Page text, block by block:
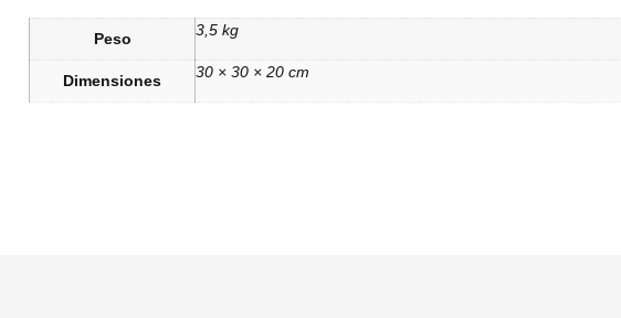
Peso 3,5 kg
Dimensiones 30 × 30 × 20 cm